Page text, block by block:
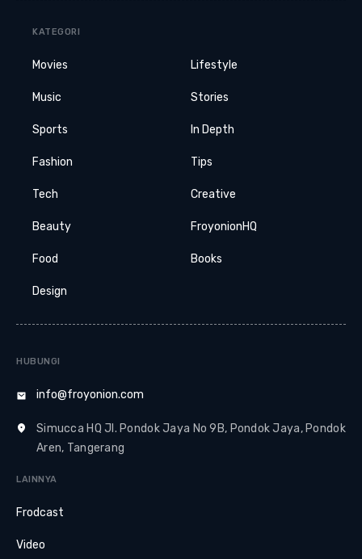
KATEGORI
Movies
Music
Sports
Fashion
Tech
Beauty
Food
Design
Lifestyle
Stories
In Depth
Tips
Creative
FroyonionHQ
Books
HUBUNGI
info@froyonion.com
Simucca HQ Jl. Pondok Jaya No 9B, Pondok Jaya, Pondok
Aren, Tangerang
LAINNYA
Frodcast
Video